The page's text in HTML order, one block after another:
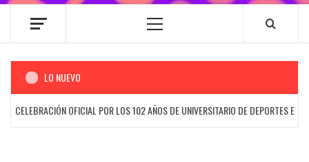
Menú
LO NUEVO
OFICIAL POR LOS 102 AÑOS DE UNIVERSITARIO DE DEPORTES EN ARENA